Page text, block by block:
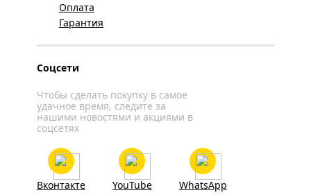
Оплата
Гарантия
Соцсети
Чтобы сделать покупку в самое
удачное время, следите за
нашими новостями и акциями в
соцсетях
Вконтакте YouTube WhatsApp